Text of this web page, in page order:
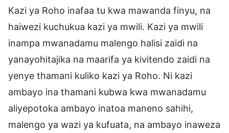
Kazi ya Roho inafaa tu kwa mawanda finyu, na
haiwezi kuchukua kazi ya mwili. Kazi ya mwili
inampa mwanadamu malengo halisi zaidi na
yanayohitajika na maarifa ya kivitendo zaidi na
yenye thamani kuliko kazi ya Roho. Ni kazi
ambayo ina thamani kubwa kwa mwanadamu
aliyepotoka ambayo inatoa maneno sahihi,
malengo ya wazi ya kufuata, na ambayo inaweza